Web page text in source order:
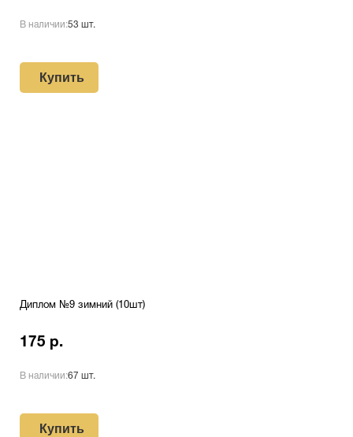
В наличии:53 шт.
Купить
Диплом №9 зимний (10шт)
175 р.
В наличии:67 шт.
Купить